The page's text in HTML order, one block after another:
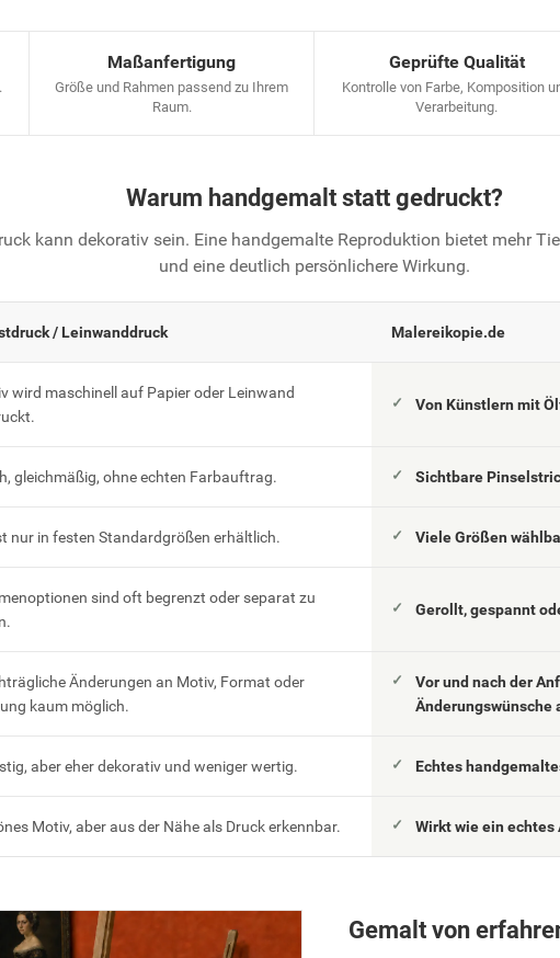
Maßanfertigung
Größe und Rahmen passend zu Ihrem
Raum.
Geprüfte Qualität
Kontrolle von Farbe, Komposition
Verarbeitung.
Warum handgemalt statt gedruckt?
kann dekorativ sein. Eine handgemalte Reproduktion bietet mehr
und eine deutlich persönlichere Wirkung.
/ Leinwanddruck Malereikopie.de
wird maschinell auf Papier oder Leinwand
Von Künstlern mit
gleichmäßig, ohne echten Farbauftrag. Sichtbare
nur in festen Standardgrößen erhältlich. Viele Größen
sind oft begrenzt oder separat zu
Gerollt, gespannt
Änderungen an Motiv, Format oder
kaum möglich.
Vor und nach der
Änderungswünsche
aber eher dekorativ und weniger wertig. Echtes
Motiv, aber aus der Nähe als Druck erkennbar. Wirkt wie ein
Gemalt von